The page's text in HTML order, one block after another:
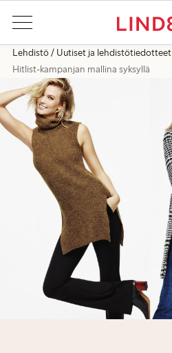
Lehdistö Uutiset ja lehdistötiedotteet
Hitlist-kampanjan mallina syksyllä